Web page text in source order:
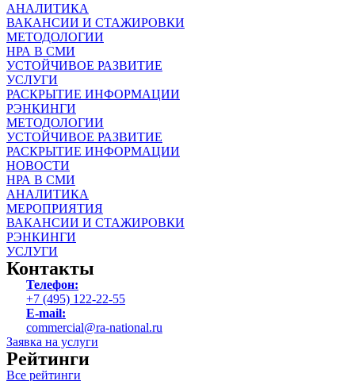
АНАЛИТИКА
ВАКАНСИИ И СТАЖИРОВКИ
МЕТОДОЛОГИИ
НРА В СМИ
УСТОЙЧИВОЕ РАЗВИТИЕ
УСЛУГИ
РАСКРЫТИЕ ИНФОРМАЦИИ
РЭНКИНГИ
МЕТОДОЛОГИИ
УСТОЙЧИВОЕ РАЗВИТИЕ
РАСКРЫТИЕ ИНФОРМАЦИИ
НОВОСТИ
НРА В СМИ
АНАЛИТИКА
МЕРОПРИЯТИЯ
ВАКАНСИИ И СТАЖИРОВКИ
РЭНКИНГИ
УСЛУГИ
Контакты
Телефон:
+7 (495) 122-22-55
E-mail:
commercial@ra-national.ru
Заявка на услуги
Рейтинги
Все рейтинги